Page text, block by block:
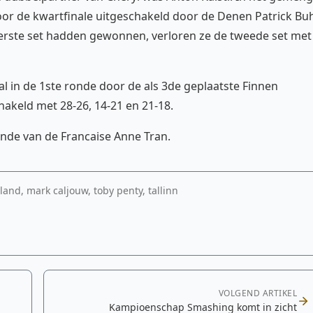
de kwartfinale uitgeschakeld door de Denen Patrick
set hadden gewonnen, verloren ze de tweede set met
in de 1ste ronde door de als 3de geplaatste Finnen
met 28-26, 14-21 en 21-18.
van de Francaise Anne Tran.
mark caljouw, toby penty, tallinn
VOLGEND ARTIKEL
Kampioenschap Smashing komt in zicht